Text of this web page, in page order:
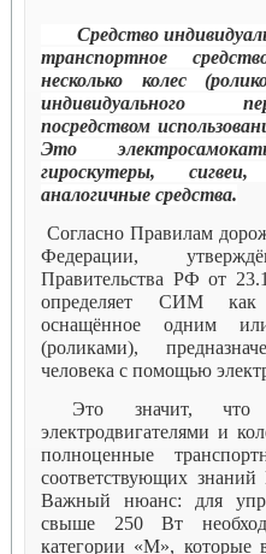
Средство
транспортное
несколько колес
индивидуального
посредством
Это
гироскутеры,
аналогичные средства.
Согласно Правилам
Федерации,
Правительства РФ от
определяет СИМ как
оснащённое одним
(роликами),
человека с помощью
Это значит, что
электродвигателями и
полноценные
соответствующих
Важный нюанс: для
свыше 250 Вт
категории «М», которые